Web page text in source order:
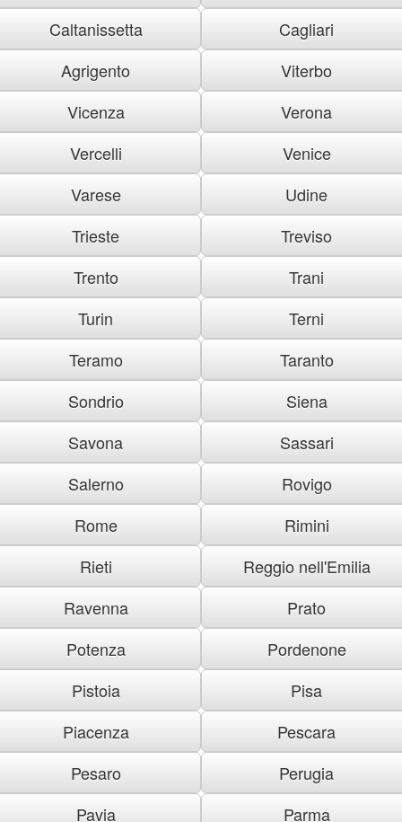
Caltanissetta
Cagliari
Agrigento
Viterbo
Vicenza
Verona
Vercelli
Venice
Varese
Udine
Trieste
Treviso
Trento
Trani
Turin
Terni
Teramo
Taranto
Sondrio
Siena
Savona
Sassari
Salerno
Rovigo
Rome
Rimini
Rieti
Reggio nell'Emilia
Ravenna
Prato
Potenza
Pordenone
Pistoia
Pisa
Piacenza
Pescara
Pesaro
Perugia
Pavia
Parma